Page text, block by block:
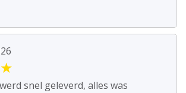
★
snel geleverd, alles was